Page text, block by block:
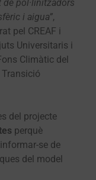
pol·linitzadors
i aigua”,
pel CREAF i
Universitaris i
Climàtic del
del projecte
perquè
se de
del model